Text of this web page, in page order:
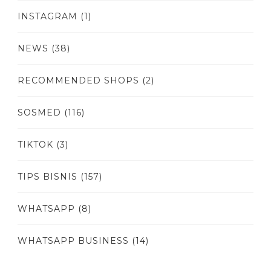
INSTAGRAM (1)
NEWS (38)
RECOMMENDED SHOPS (2)
SOSMED (116)
TIKTOK (3)
TIPS BISNIS (157)
WHATSAPP (8)
WHATSAPP BUSINESS (14)